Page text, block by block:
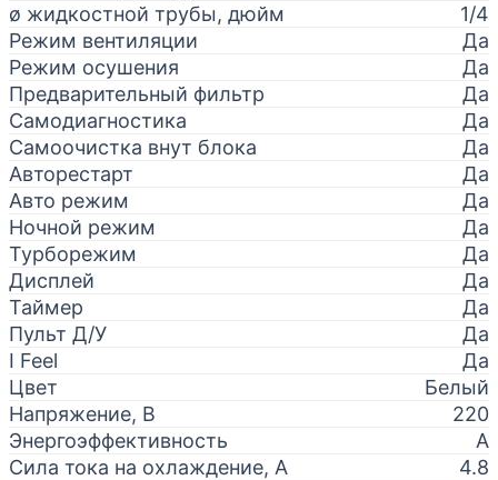
ø жидкостной трубы, дюйм
1/4
Режим вентиляции
Да
Режим осушения
Да
Предварительный фильтр
Да
Самодиагностика
Да
Самоочистка внут блока
Да
Авторестарт
Да
Авто режим
Да
Ночной режим
Да
Турборежим
Да
Дисплей
Да
Таймер
Да
Пульт Д/У
Да
I Feel
Да
Цвет
Белый
Напряжение, В
220
Энергоэффективность
A
Сила тока на охлаждение, А
4.8